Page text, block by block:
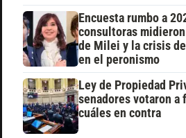
Encuesta rumbo a
consultoras
de Milei y la crisis
en el peronismo
Ley de Propiedad
senadores votaron a
cuáles en contra